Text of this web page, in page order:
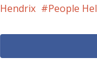
Hendrix
People